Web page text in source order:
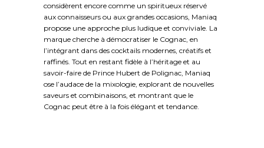
considèrent encore comme un spiritueux réservé
aux connaisseurs ou aux grandes occasions, Maniaq
propose une approche plus ludique et conviviale. La
marque cherche à démocratiser le Cognac, en
l’intégrant dans des cocktails modernes, créatifs et
raffinés. Tout en restant fidèle à l’héritage et au
savoir-faire de Prince Hubert de Polignac, Maniaq
ose l’audace de la mixologie, explorant de nouvelles
saveurs et combinaisons, et montrant que le
Cognac peut être à la fois élégant et tendance.